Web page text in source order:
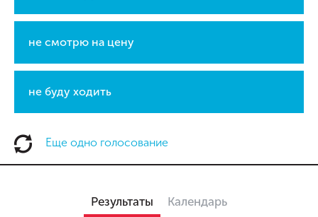
не смотрю на цену
не буду ходить
Еще одно голосование
Результаты Календарь